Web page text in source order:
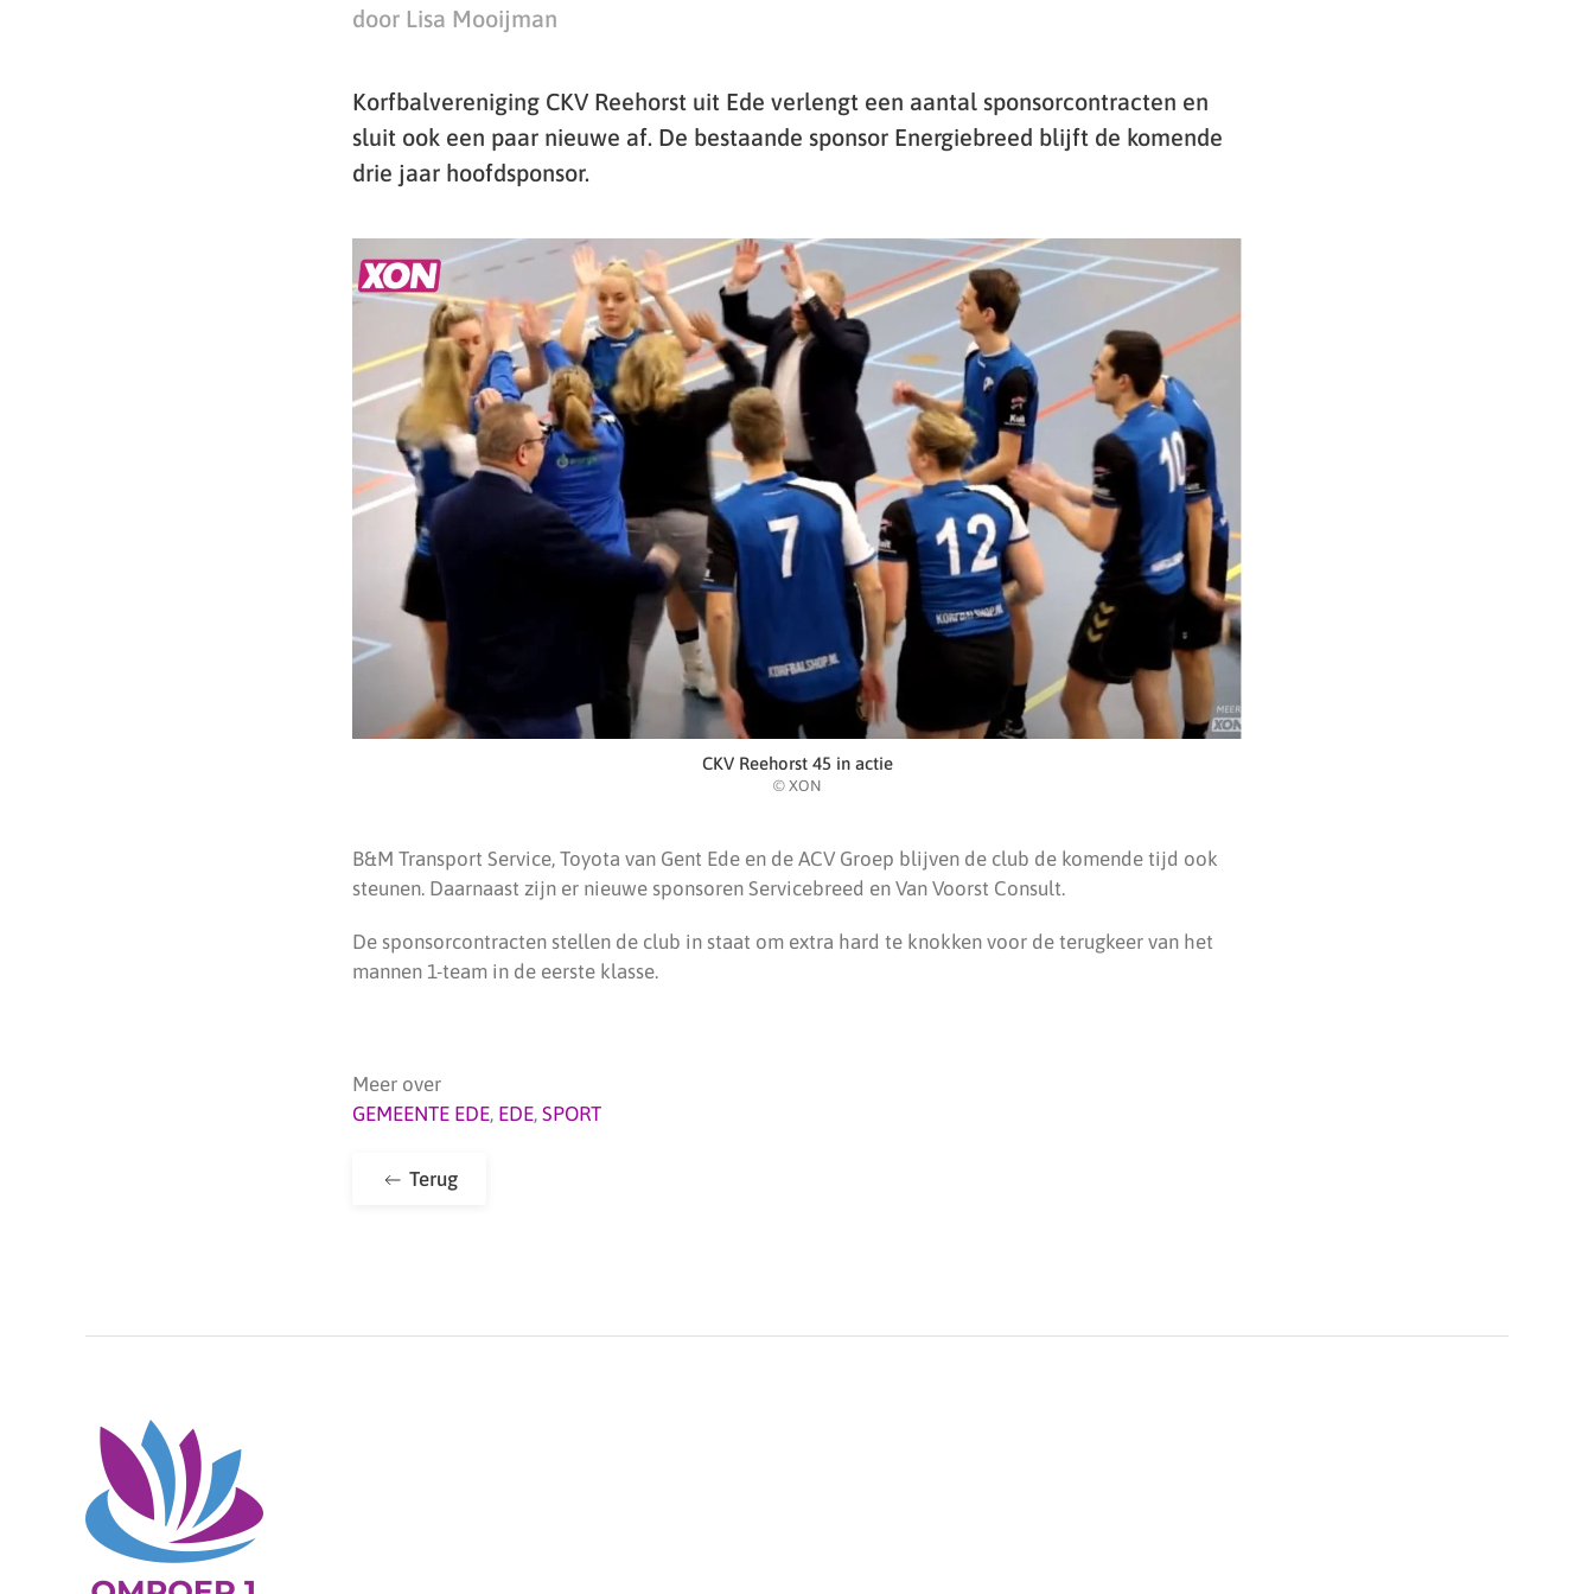
door Lisa Mooijman
Korfbalvereniging CKV Reehorst uit Ede verlengt een aantal sponsorcontracten en
sluit ook een paar nieuwe af. De bestaande sponsor Energiebreed blijft de komende
drie jaar hoofdsponsor.
CKV Reehorst 45 in actie
© XON
B&M Transport Service, Toyota van Gent Ede en de ACV Groep blijven de club de komende tijd ook
steunen. Daarnaast zijn er nieuwe sponsoren Servicebreed en Van Voorst Consult.
De sponsorcontracten stellen de club in staat om extra hard te knokken voor de terugkeer van het
mannen 1-team in de eerste klasse.
Meer over
GEMEENTE EDE, EDE, SPORT
Terug